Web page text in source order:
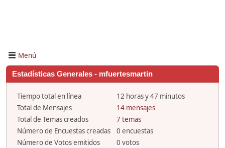
Menú
Estadísticas Generales - mfuertesmartin
Tiempo total en línea
12 horas y 47 minutos
Total de Mensajes
14 mensajes
Total de Temas creados
7 temas
Número de Encuestas creadas
0 encuestas
Número de Votos emitidos
0 votos